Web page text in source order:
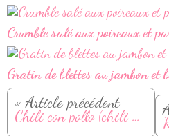
Crumble salé aux poireaux et
Gratin de blettes au jambon et
« Article précédent
Chili con pollo (chili de poulet)